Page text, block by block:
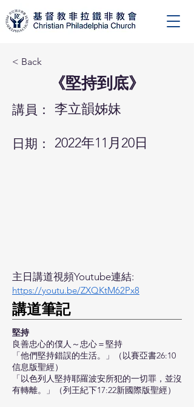
< Back
《堅持到底》
講員： 李立韻姊妹
日期： 2022年11月20日
主日講道視頻Youtube連結:
https://youtu.be/ZXQKtM62Px8
​講道筆記
堅持
良善忠心的僕人～忠心＝堅持
「他們堅持錯誤的生活。」（以賽亞書26:10
信息版聖經）
「以色列人堅持耶羅波安所犯的一切罪，並沒
有轉離。」（列王紀下17:22新國際版聖經）